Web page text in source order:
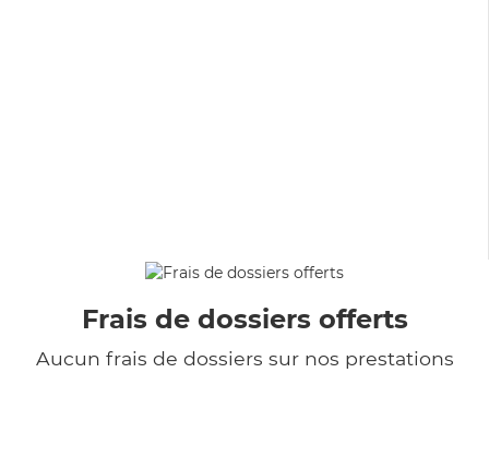
Frais de dossiers offerts
Aucun frais de dossiers sur nos prestations